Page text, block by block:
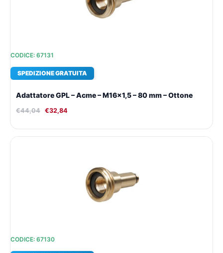
CODICE: 67131
SPEDIZIONE GRATUITA
Adattatore GPL – Acme – M16x1,5 – 80 mm – Ottone
€44,04 €32,84
CODICE: 67130
€31,50.